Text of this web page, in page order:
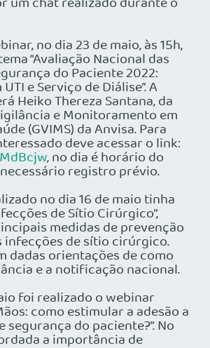
no dia 23 de maio, às 15h,
“Avaliação Nacional das
do Paciente 2022:
e Serviço de Diálise”. A
Heiko Thereza Santana, da
e Monitoramento em
(GVIMS) da Anvisa. Para
deve acessar o link:
, no dia é horário do
registro prévio.
no dia 16 de maio tinha
de Sítio Cirúrgico”,
medidas de prevenção
infecções de sítio cirúrgico.
dadas orientações de como
e a notificação nacional.
foi realizado o webinar
como estimular a adesão a
segurança do paciente?”. No
a importância de